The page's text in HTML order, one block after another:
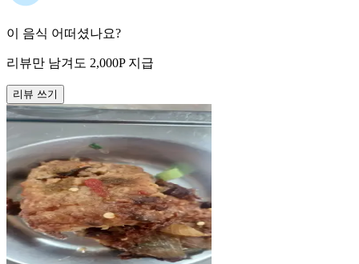
이 음식 어떠셨나요?
리뷰만 남겨도 2,000P 지급
리뷰 쓰기